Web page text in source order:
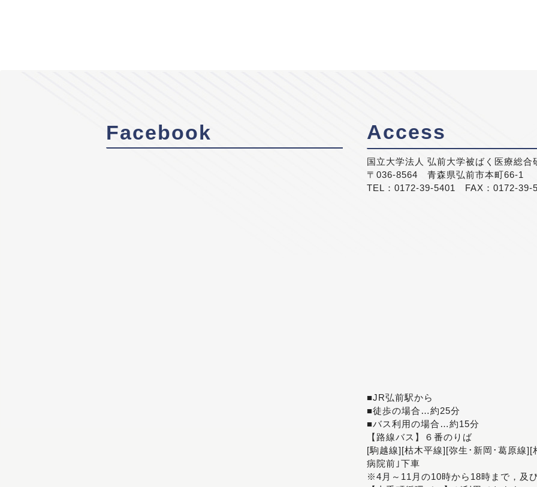
Facebook Access
国立大学法人 弘前大学被ばく医療総合
〒036-8564 青森県弘前市本町66-1
TEL：0172-39-5401 FAX：0172-39-
■JR弘前駅から
■徒歩の場合…約25分
■バス利用の場合…約15分
【路線バス】６番のりば
[駒越線][枯木平線][弥生･新岡･葛原線
病院前｣下車
※4月～11月の10時から18時まで，及